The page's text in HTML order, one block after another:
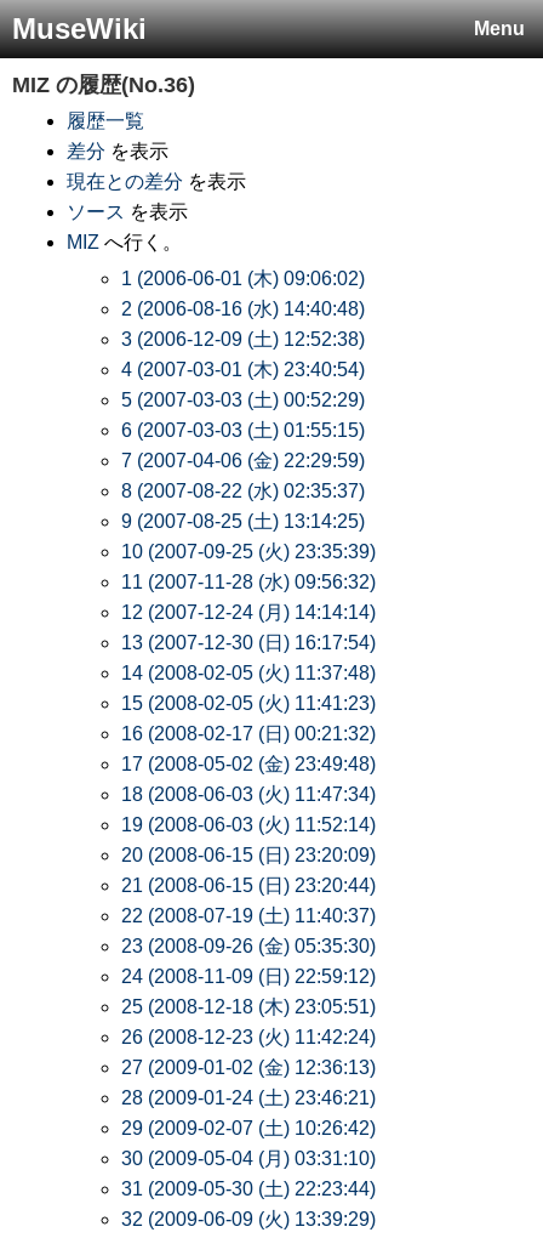
Menu
MuseWiki
MIZ の履歴(No.36)
履歴一覧
差分 を表示
現在との差分 を表示
ソース を表示
MIZ へ行く。
1 (2006-06-01 (木) 09:06:02)
2 (2006-08-16 (水) 14:40:48)
3 (2006-12-09 (土) 12:52:38)
4 (2007-03-01 (木) 23:40:54)
5 (2007-03-03 (土) 00:52:29)
6 (2007-03-03 (土) 01:55:15)
7 (2007-04-06 (金) 22:29:59)
8 (2007-08-22 (水) 02:35:37)
9 (2007-08-25 (土) 13:14:25)
10 (2007-09-25 (火) 23:35:39)
11 (2007-11-28 (水) 09:56:32)
12 (2007-12-24 (月) 14:14:14)
13 (2007-12-30 (日) 16:17:54)
14 (2008-02-05 (火) 11:37:48)
15 (2008-02-05 (火) 11:41:23)
16 (2008-02-17 (日) 00:21:32)
17 (2008-05-02 (金) 23:49:48)
18 (2008-06-03 (火) 11:47:34)
19 (2008-06-03 (火) 11:52:14)
20 (2008-06-15 (日) 23:20:09)
21 (2008-06-15 (日) 23:20:44)
22 (2008-07-19 (土) 11:40:37)
23 (2008-09-26 (金) 05:35:30)
24 (2008-11-09 (日) 22:59:12)
25 (2008-12-18 (木) 23:05:51)
26 (2008-12-23 (火) 11:42:24)
27 (2009-01-02 (金) 12:36:13)
28 (2009-01-24 (土) 23:46:21)
29 (2009-02-07 (土) 10:26:42)
30 (2009-05-04 (月) 03:31:10)
31 (2009-05-30 (土) 22:23:44)
32 (2009-06-09 (火) 13:39:29)